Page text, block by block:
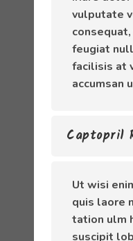
vulputate
feugiat
facilisis at
accumsan
Captopril
Ut wisi
quis laore
tation ulm
suscipit